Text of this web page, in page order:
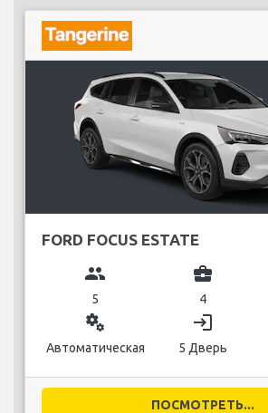
FORD FOCUS ESTATE
group
5
business_center
4
miscellaneous_services
Автоматическая
login
5 Дверь
ПОСМОТРЕТЬ...